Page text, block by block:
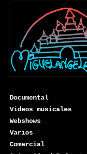
Documental
Videos musicales
Webshows
Varios
Comercial